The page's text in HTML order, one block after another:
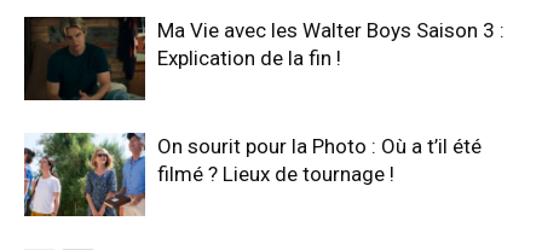
Ma Vie avec les Walter Boys Saison 3 :
Explication de la fin !
On sourit pour la Photo : Où a t’il été
filmé ? Lieux de tournage !